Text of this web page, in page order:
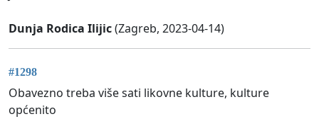
Dunja Rodica Ilijic(Zagreb, 2023-04-14)
#1298
Obavezno treba više sati likovne kulture, kulture
općenito